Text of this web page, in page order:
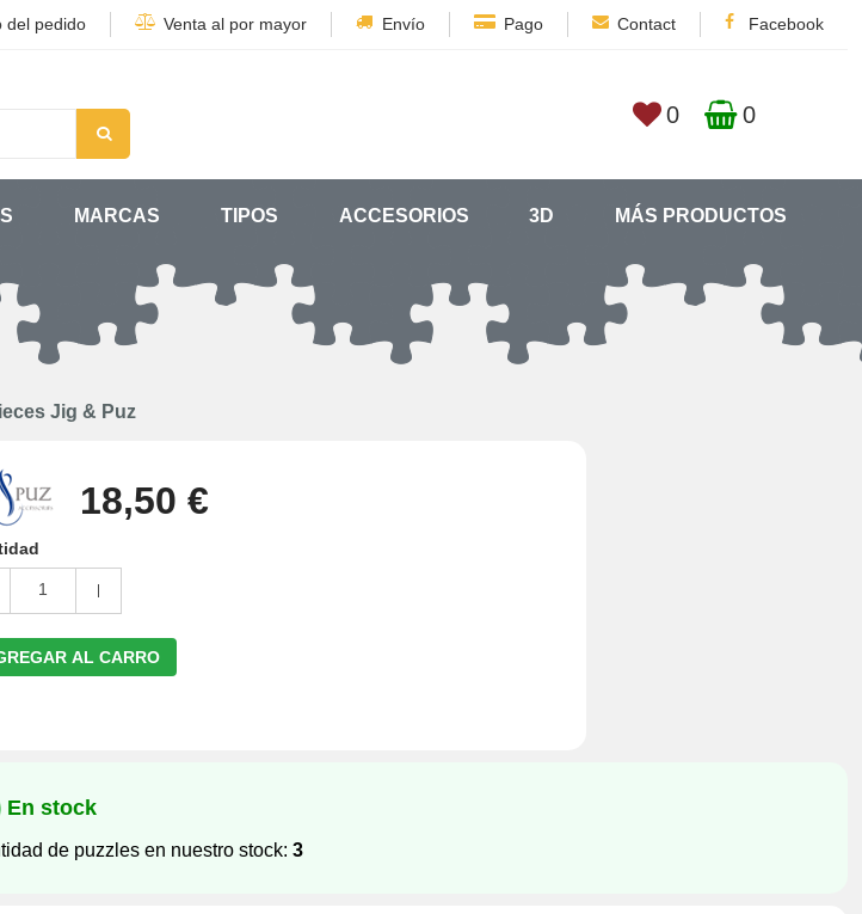
del pedido Venta al por mayor Envío Pago Contact Facebook
0 0
MARCAS TIPOS ACCESORIOS 3D MÁS PRODUCTOS
Jig & Puz
18,50 €
1
AL CARRO
En stock
de puzzles en nuestro stock: 3